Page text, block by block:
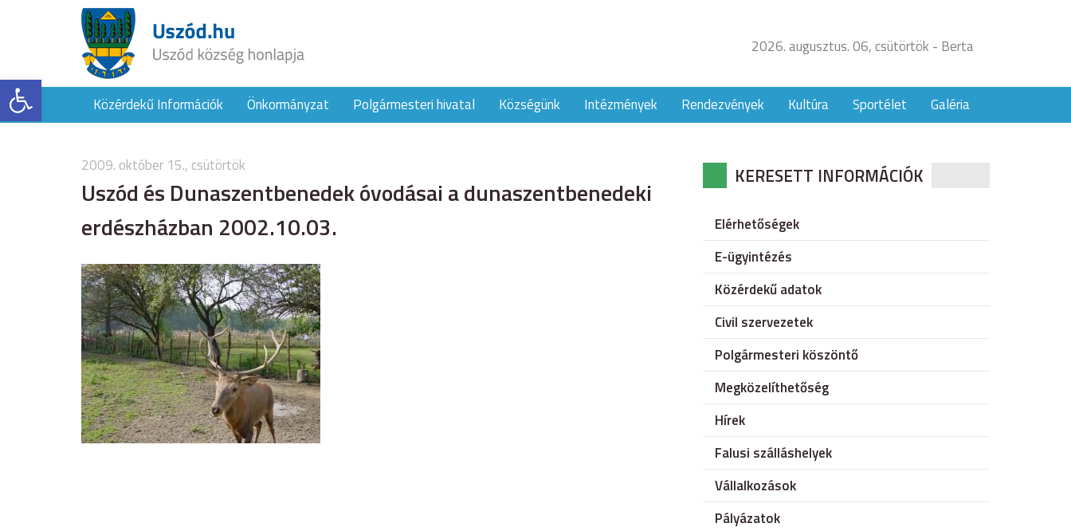
Eszköztár megnyitása
2026. augusztus. 06, csütörtök - Berta
Közérdekű Információk Önkormányzat Polgármesteri hivatal Községünk Intézmények Rendezvények Kultúra Sportélet Galéria
2009. október 15., csütörtök
Uszód és Dunaszentbenedek óvodásai a dunaszentbenedeki
erdészházban 2002.10.03.
KERESETT INFORMÁCIÓK
Elérhetőségek
E-ügyintézés
Közérdekű adatok
Civil szervezetek
Polgármesteri köszöntő
Megközelíthetőség
Hírek
Falusi szálláshelyek
Vállalkozások
Pályázatok